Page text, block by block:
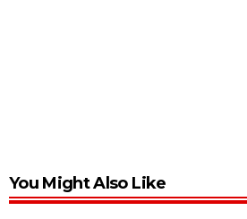
You Might Also Like